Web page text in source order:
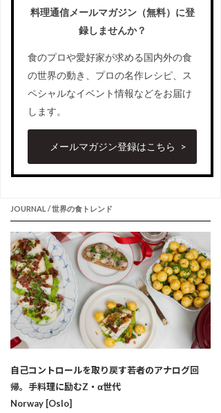
料理通信メールマガジン（無料）に登
録しませんか？
食のプロや愛好家が求める国内外の食
の世界の動き、プロの名作レシピ、ス
ペシャルなイベント情報などをお届け
します。
メールマガジン登録はこちら
JOURNAL / 世界の食トレンド
自己コントロールを取り戻す若者のアナログ回
帰。手料理に励むZ・α世代
Norway [Oslo]